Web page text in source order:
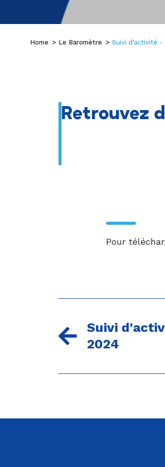
Home Le Baromètre Suivi d'activité -
Retrouvez
Pour
Suivi
2024